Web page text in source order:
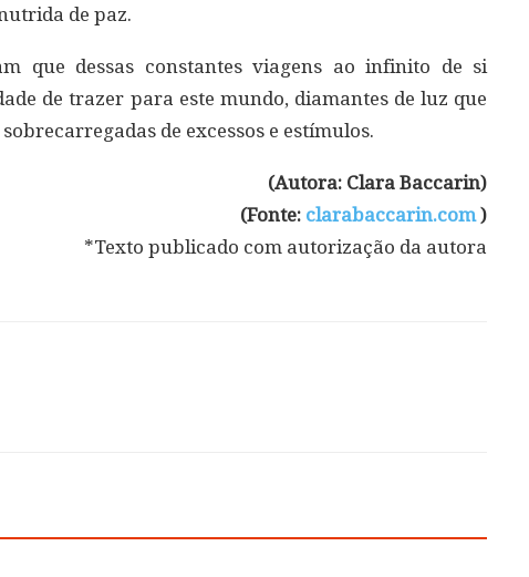
de paz.
que dessas constantes viagens ao infinito de si
de trazer para este mundo, diamantes de luz que
de excessos e estímulos.
(Autora: Clara Baccarin)
(Fonte: clarabaccarin.com)
*Texto publicado com autorização da autora